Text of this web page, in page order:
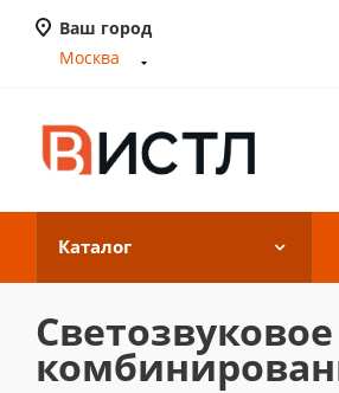
Ваш город
Москва
Каталог